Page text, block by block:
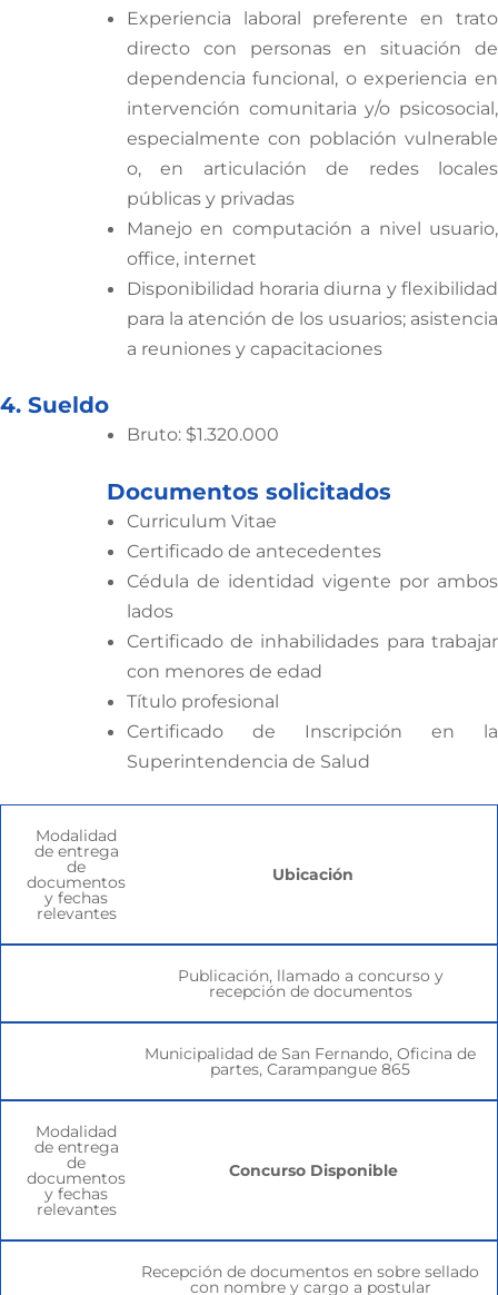
Experiencia laboral preferente en trato
directo con personas en situación de
dependencia funcional, o experiencia en
intervención comunitaria y/o psicosocial,
especialmente con población vulnerable
o, en articulación de redes locales
públicas y privadas
Manejo en computación a nivel usuario,
office, internet
Disponibilidad horaria diurna y flexibilidad
para la atención de los usuarios; asistencia
a reuniones y capacitaciones
4. Sueldo
Bruto: $1.320.000
Documentos solicitados
Curriculum Vitae
Certificado de antecedentes
Cédula de identidad vigente por ambos
lados
Certificado de inhabilidades para trabajar
con menores de edad
Título profesional
Certificado de Inscripción en la
Superintendencia de Salud
Modalidad
de entrega
de
documentos
y fechas
relevantes
Ubicación
Publicación, llamado a concurso y
recepción de documentos
Municipalidad de San Fernando, Oficina de
partes, Carampangue 865
Modalidad
de entrega
de
documentos
y fechas
relevantes
Concurso Disponible
Recepción de documentos en sobre sellado
con nombre y cargo a postular